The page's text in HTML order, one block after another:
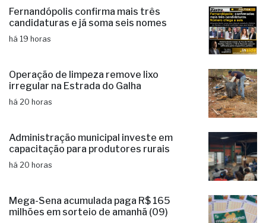
Fernandópolis confirma mais três
candidaturas e já soma seis nomes
há 19 horas
Operação de limpeza remove lixo
irregular na Estrada do Galha
há 20 horas
Administração municipal investe em
capacitação para produtores rurais
há 20 horas
Mega-Sena acumulada paga R$ 165
milhões em sorteio de amanhã (09)